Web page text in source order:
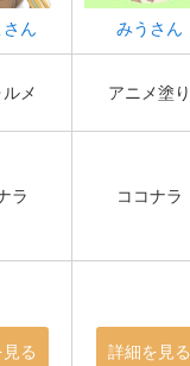
さん みうさん
メ アニメ塗り
ラ ココナラ
る 詳細を見る